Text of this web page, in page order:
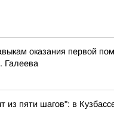
оказания первой
Галеева
из пяти шагов": в